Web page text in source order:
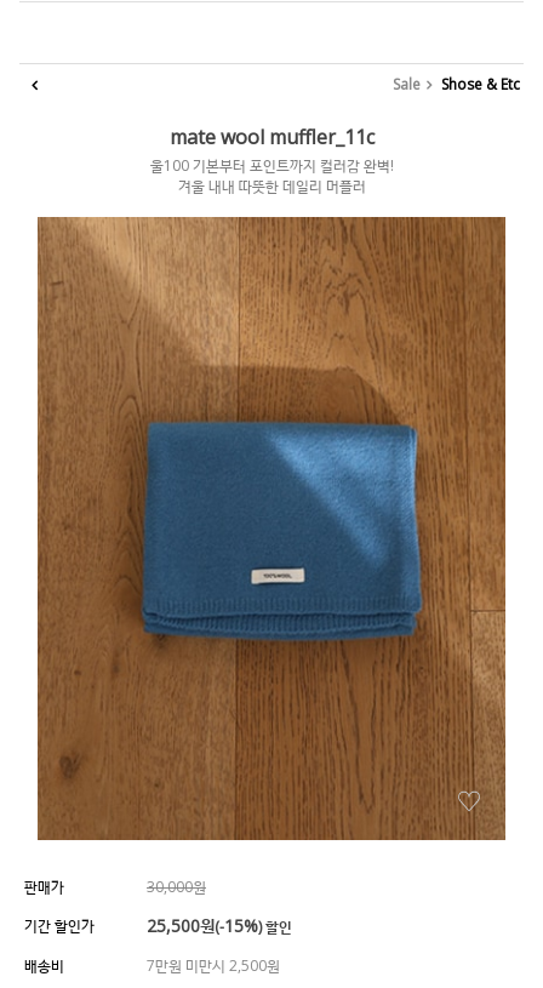
Sale Shose & Etc
mate wool muffler_11c
울100 기본부터 포인트까지 컬러감 완벽!
겨울 내내 따뜻한 데일리 머플러
판매가
30,000원
기간 할인가
25,500원(-15%) 할인
배송비
7만원 미만시 2,500원